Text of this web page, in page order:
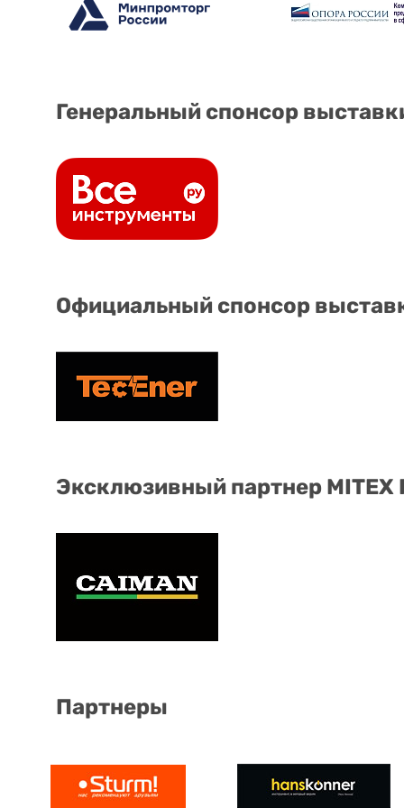
Генеральный спонсор
Официальный спонсор
Эксклюзивный партнер
Партнеры